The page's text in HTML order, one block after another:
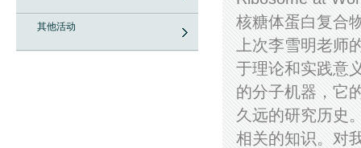
其他活动
核糖体蛋白复合
上次李雪明老师
于理论和实践意
的分子机器，它
久远的研究历史
相关的知识。对